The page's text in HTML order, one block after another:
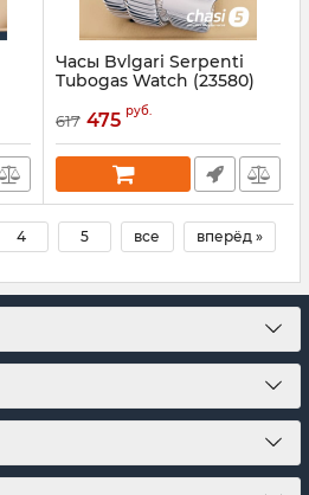
Часы Bvlgari Serpenti
Tubogas Watch (23580)
23580
617 475 руб.
4 5 все вперёд »